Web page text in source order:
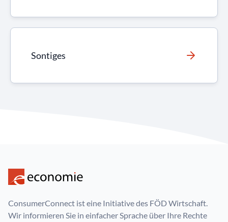
Sontiges
ConsumerConnect ist eine Initiative des FÖD Wirtschaft.
Wir informieren Sie in einfacher Sprache über Ihre Rechte